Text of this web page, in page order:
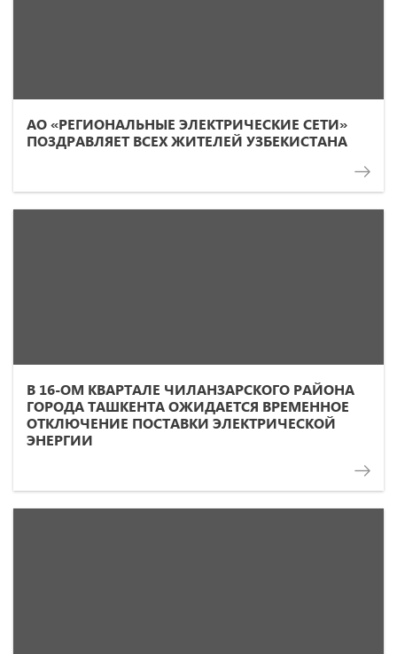
АО «РЕГИОНАЛЬНЫЕ ЭЛЕКТРИЧЕСКИЕ СЕТИ»
ПОЗДРАВЛЯЕТ ВСЕХ ЖИТЕЛЕЙ УЗБЕКИСТАНА
В 16-ОМ КВАРТАЛЕ ЧИЛАНЗАРСКОГО РАЙОНА
ГОРОДА ТАШКЕНТА ОЖИДАЕТСЯ ВРЕМЕННОЕ
ОТКЛЮЧЕНИЕ ПОСТАВКИ ЭЛЕКТРИЧЕСКОЙ
ЭНЕРГИИ